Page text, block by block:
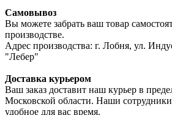
Самовывоз
Вы можете забрать ваш товар
производстве.
Адрес производства: г. Лобня, ул.
"Лебер"
Доставка курьером
Ваш заказ доставит наш курьер в
Московской области. Наши сотрудники
удобное для вас время.